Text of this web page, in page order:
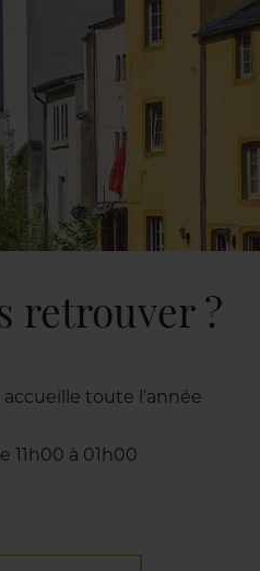
retrouver ?
toute l’année
11h00 à 01h00